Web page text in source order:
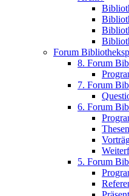
Forum
8. Forum
7. Forum
6. Forum
5. Forum